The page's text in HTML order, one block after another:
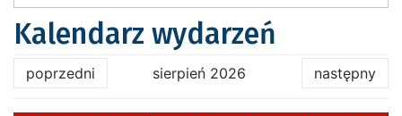
Kalendarz wydarzeń
poprzedni sierpień 2026 następny